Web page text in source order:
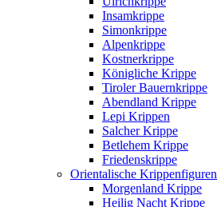
Insamkrippe
Simonkrippe
Alpenkrippe
Kostnerkrippe
Königliche Krippe
Tiroler Bauernkrippe
Abendland Krippe
Lepi Krippen
Salcher Krippe
Betlehem Krippe
Friedenskrippe
Orientalische Krippenfiguren
Morgenland Krippe
Heilig Nacht Krippe